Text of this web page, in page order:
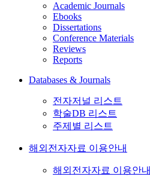
Academic Journals
Ebooks
Dissertations
Conference Materials
Reviews
Reports
Databases & Journals
전자저널 리스트
학술DB 리스트
주제별 리스트
해외전자자료 이용안내
해외전자자료 이용안내